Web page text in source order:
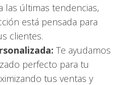
las últimas tendencias,
está pensada para
clientes.
Te ayudamos
perfecto para tu
tus ventas y